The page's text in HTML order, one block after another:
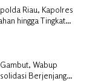
Riau, Kapolres
hingga Tingkat
Wabup
Berjenjang